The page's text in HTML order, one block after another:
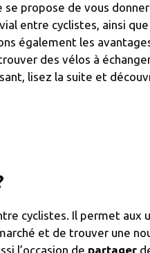
propose de vous
entre cyclistes, ainsi
également les
des vélos à
lisez la suite et
cyclistes. Il permet aux
et de trouver une
l’occasion de partager